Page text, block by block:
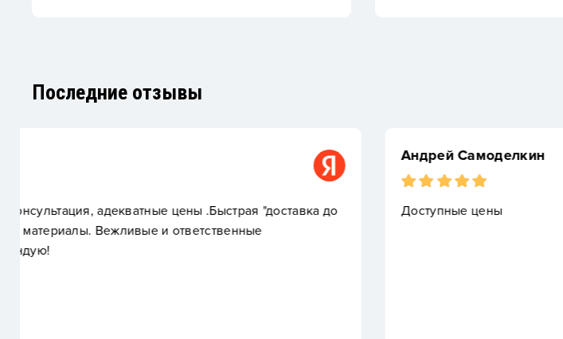
Последние отзывы
Доступные цены